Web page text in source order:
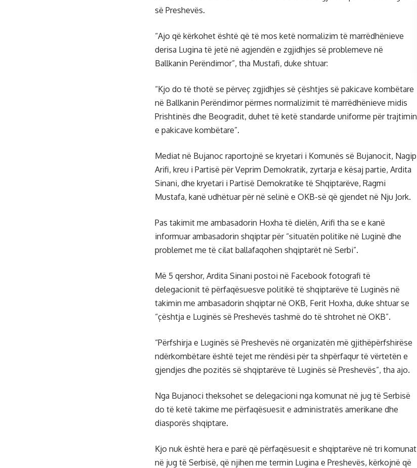
së Preshevës.
“Ajo që kërkohet është që të mos ketë normalizim të marrëdhënieve
derisa Lugina të jetë në agjendën e zgjidhjes së problemeve në
Ballkanin Perëndimor”, tha Mustafi, duke shtuar:
“Kjo do të thotë se përveç zgjidhjes së çështjes së pakicave kombëtare
në Ballkanin Perëndimor përmes normalizimit të marrëdhënieve midis
Prishtinës dhe Beogradit, duhet të ketë standarde uniforme për trajtimin
e pakicave kombëtare”.
Mediat në Bujanoc raportojnë se kryetari i Komunës së Bujanocit, Nagip
Arifi, kreu i Partisë për Veprim Demokratik, zyrtarja e kësaj partie, Ardita
Sinani, dhe kryetari i Partisë Demokratike të Shqiptarëve, Ragmi
Mustafa, kanë udhëtuar për në selinë e OKB-së që gjendet në Nju Jork.
Pas takimit me ambasadorin Hoxha të dielën, Arifi tha se e kanë
informuar ambasadorin shqiptar për “situatën politike në Luginë dhe
problemet me të cilat ballafaqohen shqiptarët në Serbi”.
Më 5 qershor, Ardita Sinani postoi në Facebook fotografi të
delegacionit të përfaqësuesve politikë të shqiptarëve të Luginës në
takimin me ambasadorin shqiptar në OKB, Ferit Hoxha, duke shtuar se
“çështja e Luginës së Preshevës tashmë do të shtrohet në OKB”.
“Përfshirja e Luginës së Preshevës në organizatën më gjithëpërfshirëse
ndërkombëtare është tejet me rëndësi për ta shpërfaqur të vërtetën e
gjendjes dhe pozitës së shqiptarëve të Luginës së Preshevës”, tha ajo.
Nga Bujanoci theksohet se delegacioni nga komunat në jug të Serbisë
do të ketë takime me përfaqësuesit e administratës amerikane dhe
diasporës shqiptare.
Kjo nuk është hera e parë që përfaqësuesit e shqiptarëve në tri komunat
në jug të Serbisë, që njihen me termin Lugina e Preshevës, kërkojnë që